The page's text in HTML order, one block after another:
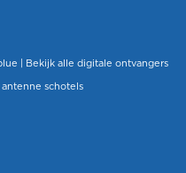
Bekijk alle digitale ontvangers
antenne schotels